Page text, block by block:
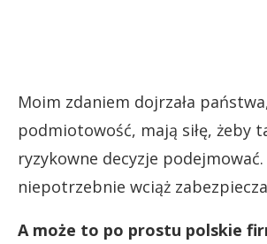
Moim zdaniem dojrzała
podmiotowość, mają siłę, żeby
ryzykowne decyzje
niepotrzebnie wciąż
A może to po prostu polskie